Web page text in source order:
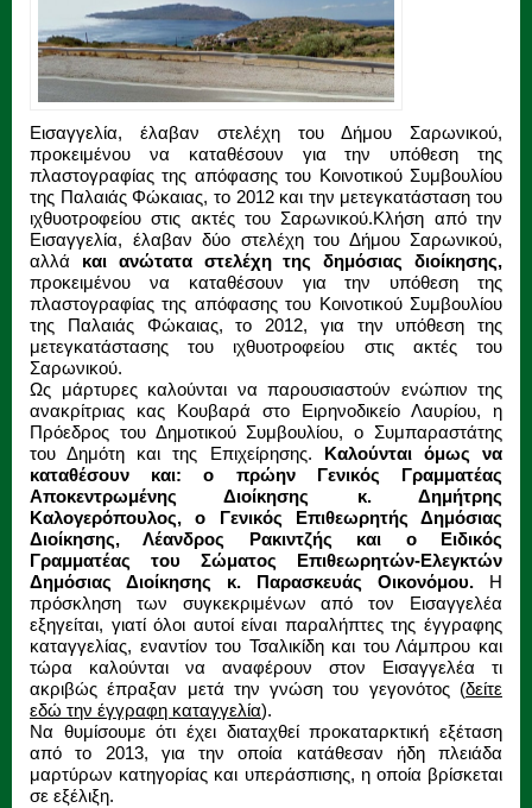
Εισαγγελία, έλαβαν στελέχη του Δήμου Σαρωνικού,
προκειμένου να καταθέσουν για την υπόθεση της
πλαστογραφίας της απόφασης του Κοινοτικού Συμβουλίου
της Παλαιάς Φώκαιας, το 2012 και την μετεγκατάσταση του
ιχθυοτροφείου στις ακτές του Σαρωνικού.Κλήση από την
Εισαγγελία, έλαβαν δύο στελέχη του Δήμου Σαρωνικού,
αλλά και ανώτατα στελέχη της δημόσιας διοίκησης,
προκειμένου να καταθέσουν για την υπόθεση της
πλαστογραφίας της απόφασης του Κοινοτικού Συμβουλίου
της Παλαιάς Φώκαιας, το 2012, για την υπόθεση της
μετεγκατάστασης του ιχθυοτροφείου στις ακτές του
Σαρωνικού.
Ως μάρτυρες καλούνται να παρουσιαστούν ενώπιον της
ανακρίτριας κας Κουβαρά στο Ειρηνοδικείο Λαυρίου, η
Πρόεδρος του Δημοτικού Συμβουλίου, ο Συμπαραστάτης
του Δημότη και της Επιχείρησης. Καλούνται όμως να
καταθέσουν και: ο πρώην Γενικός Γραμματέας
Αποκεντρωμένης Διοίκησης κ. Δημήτρης
Καλογερόπουλος, ο Γενικός Επιθεωρητής Δημόσιας
Διοίκησης, Λέανδρος Ρακιντζής και ο Ειδικός
Γραμματέας του Σώματος Επιθεωρητών-Ελεγκτών
Δημόσιας Διοίκησης κ. Παρασκευάς Οικονόμου. Η
πρόσκληση των συγκεκριμένων από τον Εισαγγελέα
εξηγείται, γιατί όλοι αυτοί είναι παραλήπτες της έγγραφης
καταγγελίας, εναντίον του Τσαλικίδη και του Λάμπρου και
τώρα καλούνται να αναφέρουν στον Εισαγγελέα τι
ακριβώς έπραξαν μετά την γνώση του γεγονότος (δείτε
εδώ την έγγραφη καταγγελία).
Να θυμίσουμε ότι έχει διαταχθεί προκαταρκτική εξέταση
από το 2013, για την οποία κατάθεσαν ήδη πλειάδα
μαρτύρων κατηγορίας και υπεράσπισης, η οποία βρίσκεται
σε εξέλιξη.